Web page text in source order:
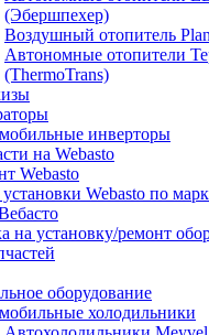
(Эбершпехер)
Воздушный отопитель
Автономные отопители
(ThermoTrans)
инверторы
на Webasto
Webasto
Webasto по
на установку/ремонт
оборудование
холодильники